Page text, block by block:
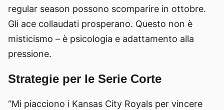
regular season possono scomparire in ottobre.
Gli ace collaudati prosperano. Questo non è
misticismo – è psicologia e adattamento alla
pressione.
Strategie per le Serie Corte
“Mi piacciono i Kansas City Royals per vincere